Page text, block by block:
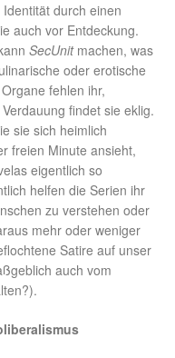
durch einen
auch vor Entdeckung.
SecUnitmachen, was
oder erotische
fehlen ihr,
findet sie eklig.
sie sich heimlich
freien Minute ansieht,
eigentlich so
helfen die Serien ihr
zu verstehen oder
mehr oder weniger
Satire auf unser
auch vom